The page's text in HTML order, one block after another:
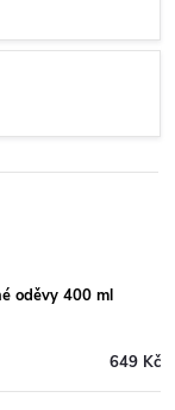
oděvy 400 ml
649 Kč